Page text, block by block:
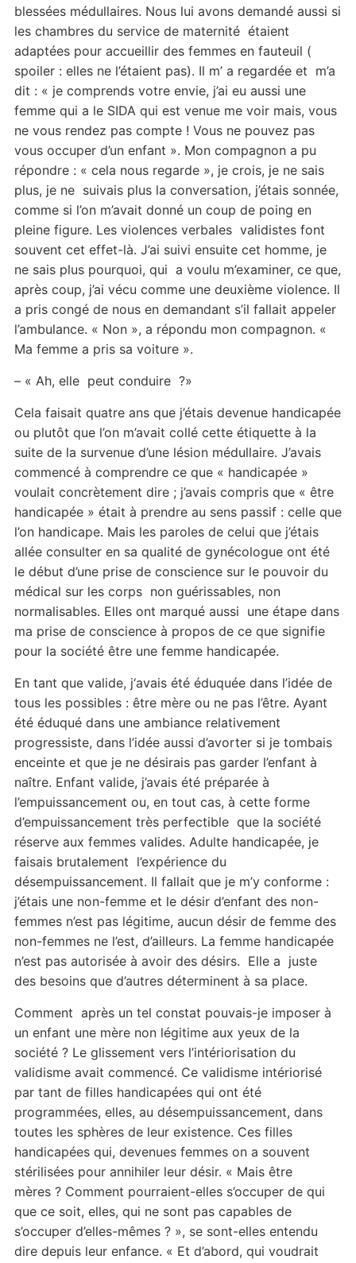
blessées médullaires. Nous lui avons demandé aussi si
les chambres du service de maternité étaient
adaptées pour accueillir des femmes en fauteuil (
spoiler : elles ne l’étaient pas). Il m’ a regardée et m’a
dit : « je comprends votre envie, j’ai eu aussi une
femme qui a le SIDA qui est venue me voir mais, vous
ne vous rendez pas compte ! Vous ne pouvez pas
vous occuper d’un enfant ». Mon compagnon a pu
répondre : « cela nous regarde », je crois, je ne sais
plus, je ne suivais plus la conversation, j’étais sonnée,
comme si l’on m’avait donné un coup de poing en
pleine figure. Les violences verbales validistes font
souvent cet effet-là. J’ai suivi ensuite cet homme, je
ne sais plus pourquoi, qui a voulu m’examiner, ce que,
après coup, j’ai vécu comme une deuxième violence. Il
a pris congé de nous en demandant s’il fallait appeler
l’ambulance. « Non », a répondu mon compagnon. «
Ma femme a pris sa voiture ».
– « Ah, elle peut conduire ?»
Cela faisait quatre ans que j’étais devenue handicapée
ou plutôt que l’on m’avait collé cette étiquette à la
suite de la survenue d’une lésion médullaire. J’avais
commencé à comprendre ce que « handicapée »
voulait concrètement dire ; j’avais compris que « être
handicapée » était à prendre au sens passif : celle que
l’on handicape. Mais les paroles de celui que j’étais
allée consulter en sa qualité de gynécologue ont été
le début d’une prise de conscience sur le pouvoir du
médical sur les corps non guérissables, non
normalisables. Elles ont marqué aussi une étape dans
ma prise de conscience à propos de ce que signifie
pour la société être une femme handicapée.
En tant que valide, j‘avais été éduquée dans l’idée de
tous les possibles : être mère ou ne pas l’être. Ayant
été éduqué dans une ambiance relativement
progressiste, dans l’idée aussi d’avorter si je tombais
enceinte et que je ne désirais pas garder l’enfant à
naître. Enfant valide, j’avais été préparée à
l’empuissancement ou, en tout cas, à cette forme
d’empuissancement très perfectible que la société
réserve aux femmes valides. Adulte handicapée, je
faisais brutalement l’expérience du
désempuissancement. Il fallait que je m’y conforme :
j’étais une non-femme et le désir d’enfant des non-
femmes n’est pas légitime, aucun désir de femme des
non-femmes ne l’est, d’ailleurs. La femme handicapée
n’est pas autorisée à avoir des désirs. Elle a juste
des besoins que d’autres déterminent à sa place.
Comment après un tel constat pouvais-je imposer à
un enfant une mère non légitime aux yeux de la
société ? Le glissement vers l’intériorisation du
validisme avait commencé. Ce validisme intériorisé
par tant de filles handicapées qui ont été
programmées, elles, au désempuissancement, dans
toutes les sphères de leur existence. Ces filles
handicapées qui, devenues femmes on a souvent
stérilisées pour annihiler leur désir. « Mais être
mères ? Comment pourraient-elles s’occuper de qui
que ce soit, elles, qui ne sont pas capables de
s’occuper d’elles-mêmes ? », se sont-elles entendu
dire depuis leur enfance. « Et d’abord, qui voudrait